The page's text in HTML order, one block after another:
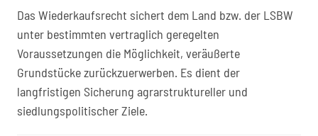
Das Wiederkaufsrecht sichert dem Land bzw. der LSBW
unter bestimmten vertraglich geregelten
Voraussetzungen die Möglichkeit, veräußerte
Grundstücke zurückzuerwerben. Es dient der
langfristigen Sicherung agrarstruktureller und
siedlungspolitischer Ziele.